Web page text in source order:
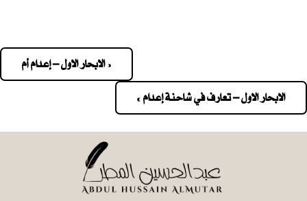
navigation
« الابحار الاول – إعدام أم
الابحار الاول – تعارف في شاحنة إعدام »